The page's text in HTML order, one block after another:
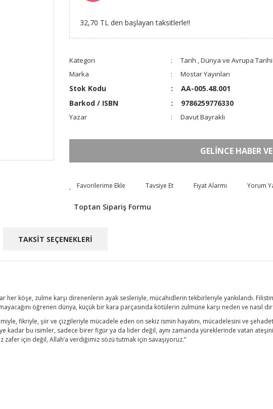
32,70 TL den başlayan taksitlerle!!
Kategori Tarih ,Dünya ve Avrupa Tarihi
Marka
Mostar Yayınları
Stok Kodu
AA-005.48.001
Barkod / ISBN
9786259776330
Yazar Davut Bayraklı
GELİNCE HABER
Tavsiye Et Fiyat Alarmı Yorum
Toptan Sipariş Formu
TAKSİT SEÇENEKLERİ
her köşe, zulme karşı direnenlerin ayak sesleriyle, mücahidlerin tekbirleriyle yankılandı.
öğrenen dünya, küçük bir kara parçasında kötülerin zulmüne karşı neden ve nasıl
fikriyle, şiir ve çizgileriyle mücadele eden on sekiz ismin hayatını, mücadelesini ve
kadar bu isimler, sadece birer figür ya da lider değil, aynı zamanda yüreklerinde vatan
için değil, Allah’a verdiğimiz sözü tutmak için savaşıyoruz.”